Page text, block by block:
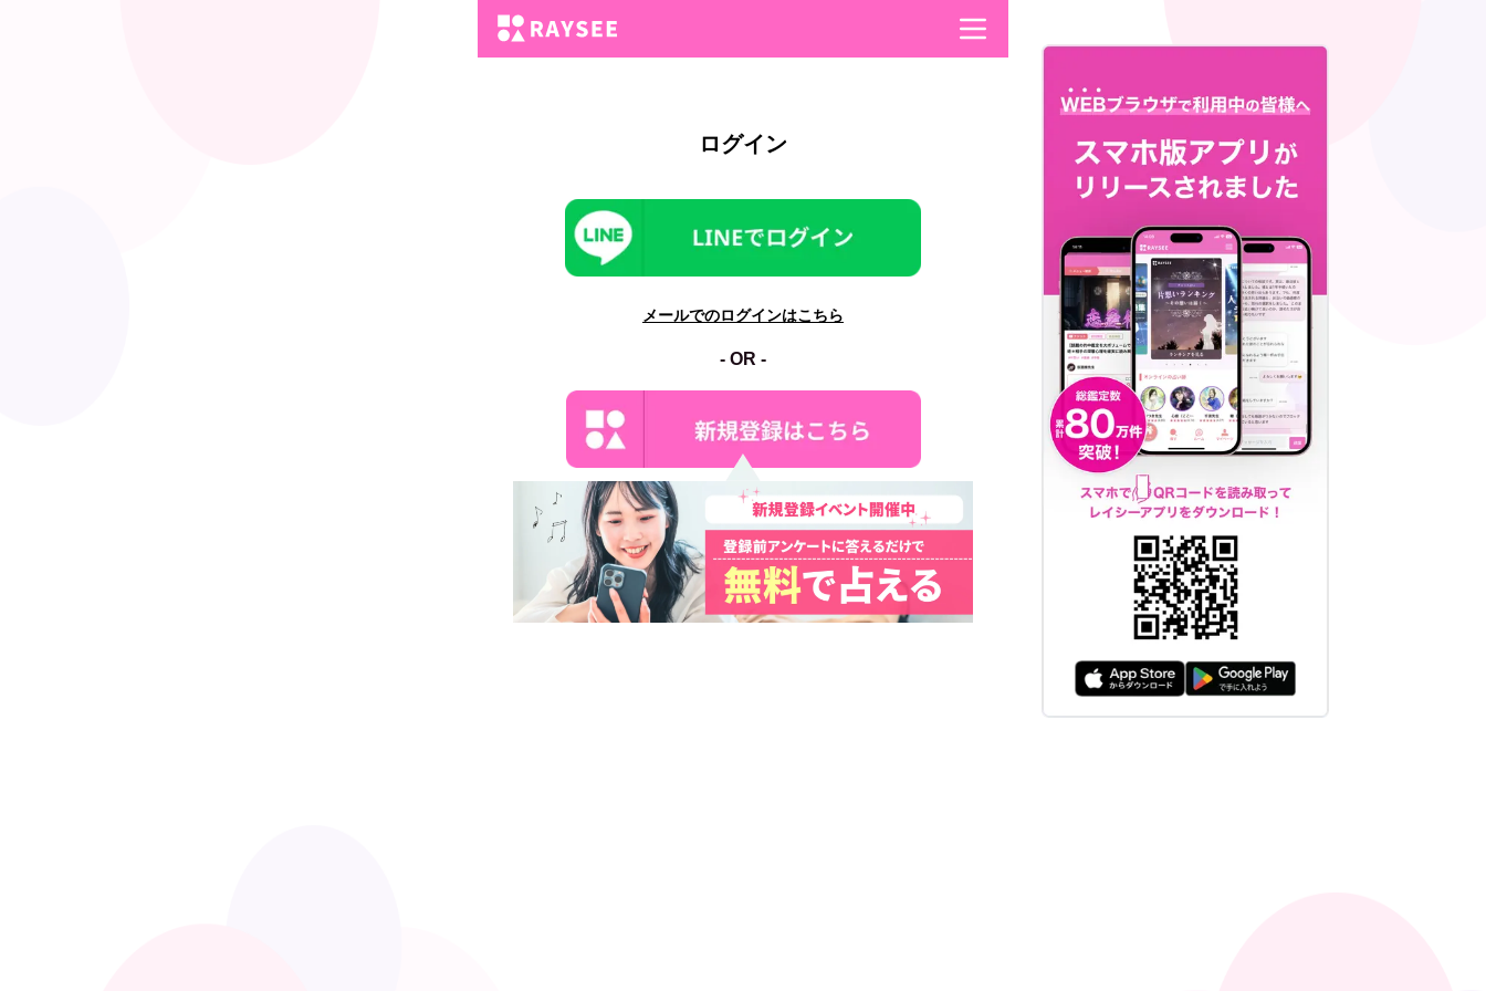
ログイン
メールでのログインはこちら
- OR -